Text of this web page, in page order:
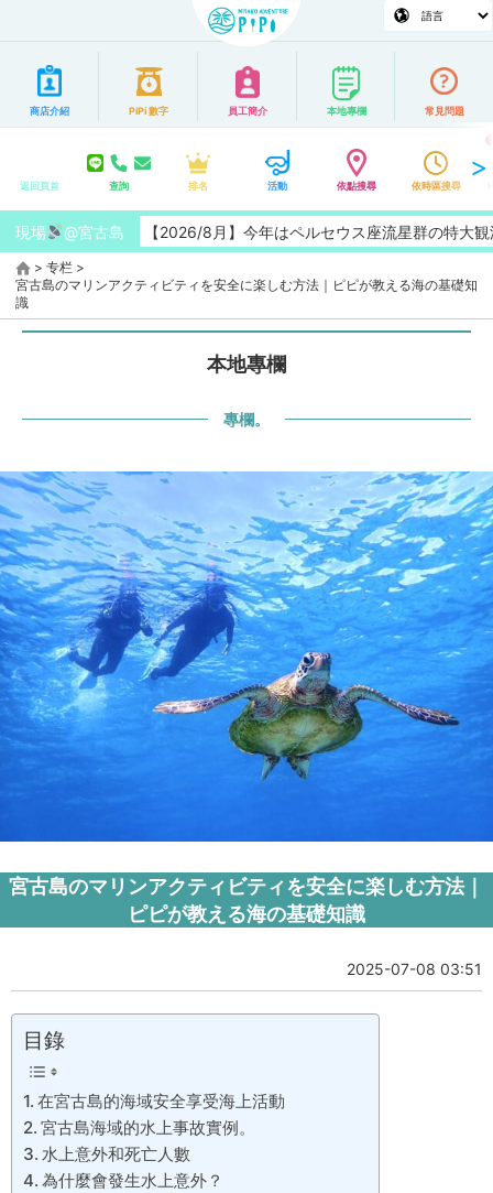
商店介紹 PiPi 數字 員工簡介 本地專欄 常見問題
返回頁首 查詢 排名 活動 依點搜尋 依時區搜尋
現場 @宮古島
【2026/8月】今年はペルセウス座流星群の特大観測チャンス
> 专栏 >
宮古島のマリンアクティビティを安全に楽しむ方法｜ピピが教える海の基礎知
識
本地專欄
專欄。
宮古島のマリンアクティビティを安全に楽しむ方法｜
ピピが教える海の基礎知識
2025-07-08 03:51
目錄
在宮古島的海域安全享受海上活動
宮古島海域的水上事故實例。
水上意外和死亡人數
為什麼會發生水上意外？